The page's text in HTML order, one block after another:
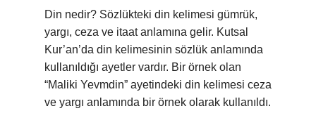
Din nedir? Sözlükteki din kelimesi gümrük,
yargı, ceza ve itaat anlamına gelir. Kutsal
Kur’an’da din kelimesinin sözlük anlamında
kullanıldığı ayetler vardır. Bir örnek olan
“Maliki Yevmdin” ayetindeki din kelimesi ceza
ve yargı anlamında bir örnek olarak kullanıldı.